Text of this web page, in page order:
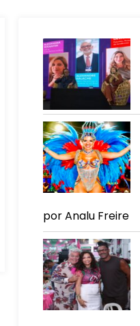
por Analu Freire